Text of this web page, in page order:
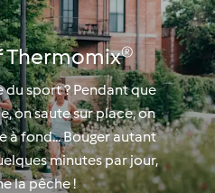
du sport ? Pendant que
on saute sur place, on
à fond... Bouger autant
minutes par jour,
la pêche !